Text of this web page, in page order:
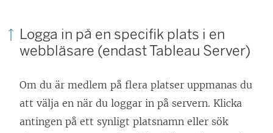
Logga in på en specifik plats i en
webbläsare (endast Tableau Server)
Om du är medlem på flera platser uppmanas du
att välja en när du loggar in på servern. Klicka
antingen på ett synligt platsnamn eller sök